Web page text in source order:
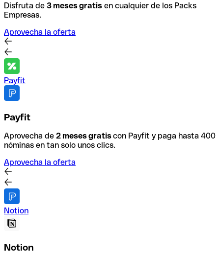
Disfruta de 3 meses gratis en cualquier de los Packs
Empresas.
Aprovecha la oferta
Payfit
Payfit
Aprovecha de 2 meses gratiscon Payfit y paga hasta 400
nóminas en tan solo unos clics.
Aprovecha la oferta
Notion
Notion